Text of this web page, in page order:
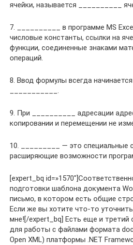
ячейки, называется __________
7. __________ в программе MS
числовые константы, ссылки на
функции, соединенные знаками
операций.
8. Ввод формулы всегда
___________.
9. При __________ адресации
копировании и перемещении не
10. _________ — это специальные
расширяющие возможности
[expert_bq
подготовки шаблона документа
письмо, в котором есть общие
Если же вы хотите что-то
мне![/expert_bq] Есть еще и третий
для работы с файлами формата
Open XML) платформы .NET